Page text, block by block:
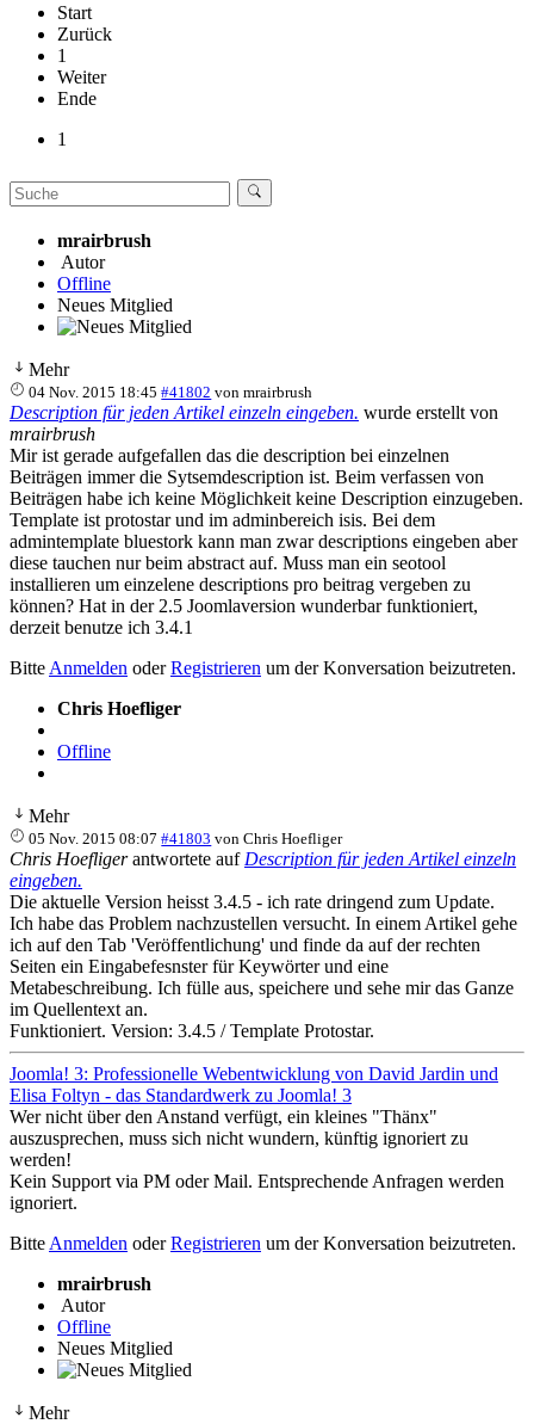
Start
Zurück
1
Weiter
Ende
1
mrairbrush
Autor
Offline
Neues Mitglied
Mehr
04 Nov. 2015 18:45 #41802 vonmrairbrush
Description für jeden Artikel einzeln eingeben. wurde erstellt von
mrairbrush
Mir ist gerade aufgefallen das die description bei einzelnen
Beiträgen immer die Sytsemdescription ist. Beim verfassen von
Beiträgen habe ich keine Möglichkeit keine Description einzugeben.
Template ist protostar und im adminbereich isis. Bei dem
admintemplate bluestork kann man zwar descriptions eingeben aber
diese tauchen nur beim abstract auf. Muss man ein seotool
installieren um einzelene descriptions pro beitrag vergeben zu
können? Hat in der 2.5 Joomlaversion wunderbar funktioniert,
derzeit benutze ich 3.4.1
Bitte Anmelden oderRegistrieren um der Konversation beizutreten.
Chris Hoefliger
Offline
Mehr
05 Nov. 2015 08:07 #41803 vonChris Hoefliger
Chris Hoefligerantwortete auf Description für jeden Artikel einzeln
eingeben.
Die aktuelle Version heisst 3.4.5 - ich rate dringend zum Update.
Ich habe das Problem nachzustellen versucht. In einem Artikel gehe
ich auf den Tab 'Veröffentlichung' und finde da auf der rechten
Seiten ein Eingabefesnster für Keywörter und eine
Metabeschreibung. Ich fülle aus, speichere und sehe mir das Ganze
im Quellentext an.
Funktioniert. Version: 3.4.5 / Template Protostar.
Joomla! 3: Professionelle Webentwicklung von David Jardin und
Elisa Foltyn - das Standardwerk zu Joomla! 3
Wer nicht über den Anstand verfügt, ein kleines "Thänx"
auszusprechen, muss sich nicht wundern, künftig ignoriert zu
werden!
Kein Support via PM oder Mail. Entsprechende Anfragen werden
ignoriert.
Bitte Anmelden oderRegistrieren um der Konversation beizutreten.
mrairbrush
Autor
Offline
Neues Mitglied
Mehr